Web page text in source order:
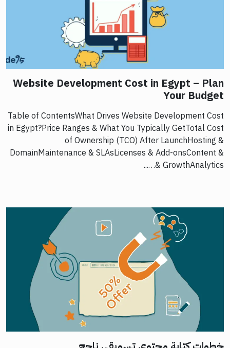
Website Development Cost in Egypt – Plan
Your Budget
Table of ContentsWhat Drives Website Development Cost
in Egypt?Price Ranges & What You Typically GetTotal Cost
of Ownership (TCO) After LaunchHosting &
DomainMaintenance & SLAsLicenses & Add-onsContent &
GrowthAnalytics &…...